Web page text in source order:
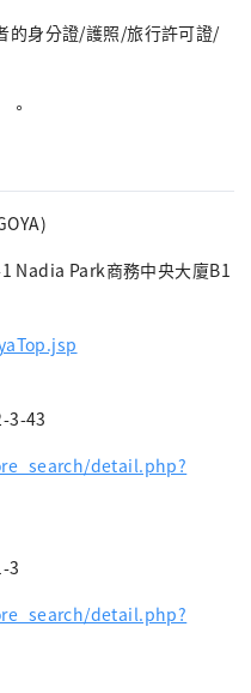
的身分證/護照/旅行許可證/
。
Nadia Park商務中央大廈B1
3-43
detail.php?
3
detail.php?